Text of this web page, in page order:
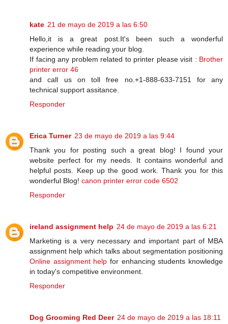
kate 21 de mayo de 2019 a las 6:50
Hello,it is a great post.It's been such a wonderful
experience while reading your blog.
If facing any problem related to printer please visit : Brother
printer error 46
and call us on toll free no.+1-888-633-7151 for any
technical support assitance.
Responder
Erica Turner 23 de mayo de 2019 a las 9:44
Thank you for posting such a great blog! I found your
website perfect for my needs. It contains wonderful and
helpful posts. Keep up the good work. Thank you for this
wonderful Blog! canon printer error code 6502
Responder
ireland assignment help 24 de mayo de 2019 a las 6:21
Marketing is a very necessary and important part of MBA
assignment help which talks about segmentation positioning
Online assignment help for enhancing students knowledge
in today's competitive environment.
Responder
Dog Grooming Red Deer 24 de mayo de 2019 a las 18:11